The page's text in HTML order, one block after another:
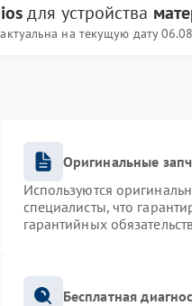
для устройства
на текущую дату
Оригинальные
Используются
специалисты, что
гарантийных
Бесплатная